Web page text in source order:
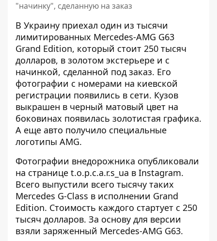
"начинку", сделанную на заказ
В Украину приехал один из тысячи
лимитированных Mercedes-AMG G63
Grand Edition, который стоит 250 тысяч
долларов, в золотом экстерьере и с
начинкой, сделанной под заказ. Его
фотографии с номерами на киевской
регистрации появились в сети. Кузов
выкрашен в черный матовый цвет на
боковинах появилась золотистая графика.
А еще авто получило специальные
логотипы AMG.
Фотографии внедорожника опубликовали
на странице t.o.p.c.a.r.s_ua в Instagram.
Всего выпустили всего тысячу таких
Mercedes G-Class в исполнении Grand
Edition. Стоимость каждого стартует с 250
тысяч долларов. За основу для версии
взяли заряженный Mercedes-AMG G63.